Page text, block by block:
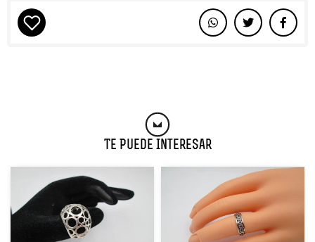
Te Puede Interesar